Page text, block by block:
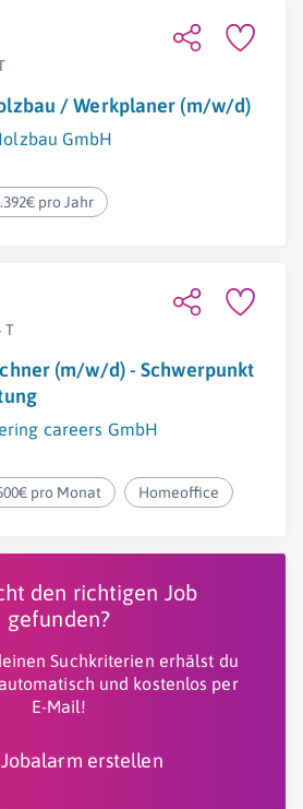
/ Werkplaner (m/w/d)
GmbH
pro Jahr
T
(m/w/d) - Schwerpunkt
careers GmbH
pro Monat Homeoffice
den richtigen Job
gefunden?
Suchkriterien erhälst du
und kostenlos per
E-Mail!
erstellen